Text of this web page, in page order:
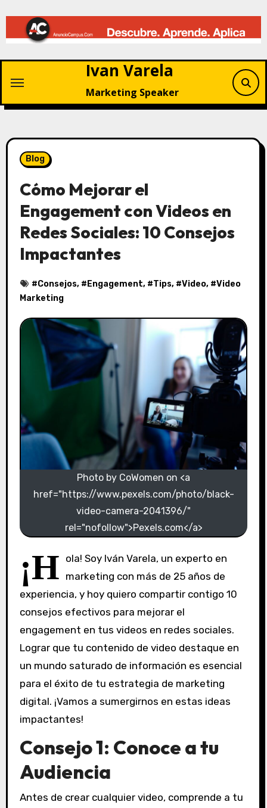
contenido
Ivan Varela
Marketing Speaker
Blog
Cómo Mejorar el
Engagement con Videos en
Redes Sociales: 10 Consejos
Impactantes
#Consejos, # Engagement, #Tips, #Video, #Video
Marketing
Photo by CoWomen on <a
href="https://www.pexels.com/photo/black-
video-camera-2041396/"
rel="nofollow">Pexels.com</a>
¡H ola! Soy Iván Varela, un experto en
marketing con más de 25 años de
experiencia, y hoy quiero compartir contigo 10
consejos efectivos para mejorar el
engagement en tus videos en redes sociales.
Lograr que tu contenido de video destaque en
un mundo saturado de información es esencial
para el éxito de tu estrategia de marketing
digital. ¡Vamos a sumergirnos en estas ideas
impactantes!
Consejo 1: Conoce a tu
Audiencia
Antes de crear cualquier video, comprende a tu